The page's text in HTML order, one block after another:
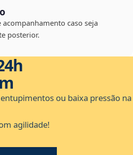
caso seja
posterior.
ou baixa pressão na
agilidade!